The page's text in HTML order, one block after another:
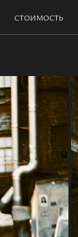
СТОИМОСТЬ